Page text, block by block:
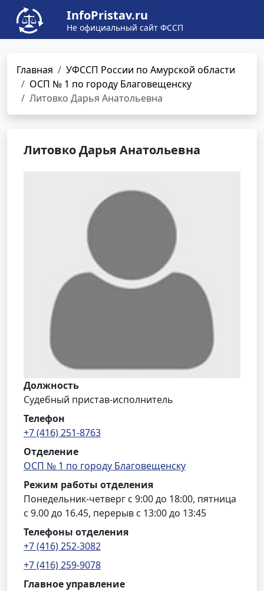
InfoPristav.ru
Не официальный сайт ФССП
Главная
УФССП России по Амурской области
ОСП № 1 по городу Благовещенску
Литовко Дарья Анатольевна
Литовко Дарья Анатольевна
Должность
Судебный пристав-исполнитель
Телефон
+7 (416) 251-8763
Отделение
ОСП № 1 по городу Благовещенску
Режим работы отделения
Понедельник-четверг с 9:00 до 18:00, пятница
с 9.00 до 16.45, перерыв с 13:00 до 13:45
Телефоны отделения
+7 (416) 252-3082
+7 (416) 259-9078
Главное управление